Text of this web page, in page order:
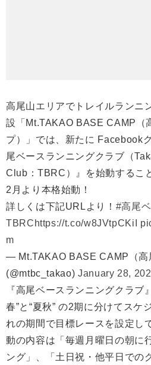
高尾山エリアでトレイルランニ
設「Mt.TAKAO BASE CAMP（
プ）」では、新たに Facebook
尾ベースランニングクラブ（
Club：TBRC）』を始動するこ
2月より本格始動！
詳しくは下記URLより！ #高尾
TBRC https://t.co/w8JVtpCKiI
m
— Mt.TAKAO BASE CAMP（高
(@mtbc_takao) January 28,
『高尾ベースランニングクラブ
春”と“夏秋” の2期に分けてスケ
れの期間で目標レースを設定し
動の内容は「毎週月曜日の朝に
ング」、「土日祝・他平日での